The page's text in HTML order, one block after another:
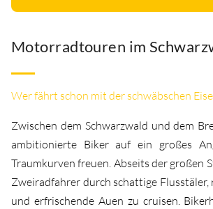
Motorradtouren im
Wer fährt schon mit der schwäbschen
Zwischen dem Schwarzwald und dem
ambitionierte Biker auf ein großes
Traumkurven freuen. Abseits der großen
Zweiradfahrer durch schattige Flusstäler,
und erfrischende Auen zu cruisen.